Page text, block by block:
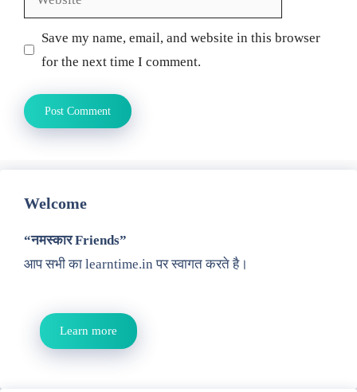
Save my name, email, and website in this browser
for the next time I comment.
Welcome
“नमस्कार Friends”
आप सभी का learntime.in पर स्वागत करते है।
Learn more